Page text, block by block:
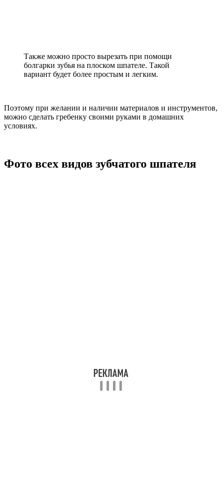
Также можно просто вырезать при помощи
болгарки зубья на плоском шпателе. Такой
вариант будет более простым и легким.
Поэтому при желании и наличии материалов и инструментов,
можно сделать гребенку своими руками в домашних
условиях.
Фото всех видов зубчатого шпателя